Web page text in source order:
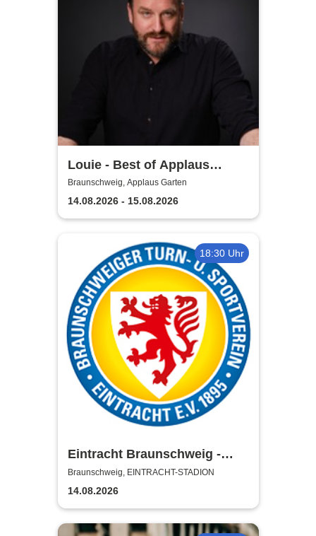
Louie - Best of Applaus
Garten
Braunschweig, Applaus Garten
14.08.2026 - 15.08.2026
18:30 Uhr
Eintracht Braunschweig -
Saison 2026/27
Braunschweig, EINTRACHT-STADION
14.08.2026